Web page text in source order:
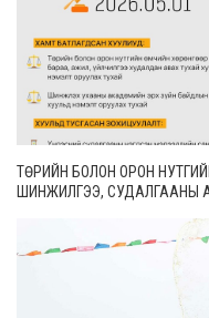
ТӨРИЙН БОЛОН ОРОН
ШИНЖИЛГЭЭ, СУДАЛГААНЫ